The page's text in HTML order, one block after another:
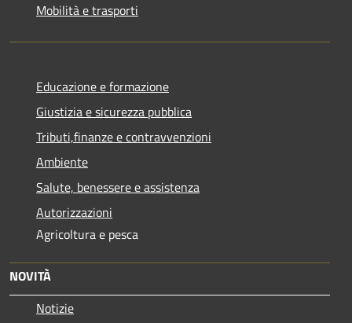
Mobilità e trasporti
Educazione e formazione
Giustizia e sicurezza pubblica
Tributi,finanze e contravvenzioni
Ambiente
Salute, benessere e assistenza
Autorizzazioni
Agricoltura e pesca
NOVITÀ
Notizie